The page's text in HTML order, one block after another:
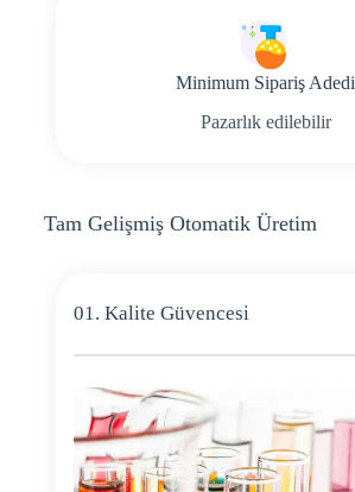
Minimum Sipariş Adedi
Pazarlık edilebilir
Tam Gelişmiş Otomatik Üretim
01. Kalite Güvencesi